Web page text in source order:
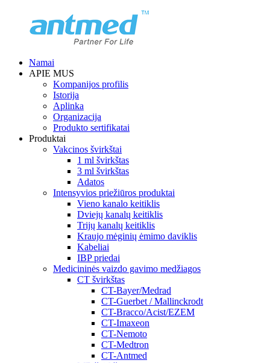
Namai
APIE MUS
Kompanijos profilis
Istorija
Aplinka
Organizacija
Produkto sertifikatai
Produktai
Vakcinos švirkštai
1 ml švirkštas
3 ml švirkštas
Adatos
Intensyvios priežiūros produktai
Vieno kanalo keitiklis
Dviejų kanalų keitiklis
Trijų kanalų keitiklis
Kraujo mėginių ėmimo daviklis
Kabeliai
IBP priedai
Medicininės vaizdo gavimo medžiagos
CT švirkštas
CT-Bayer/Medrad
CT-Guerbet / Mallinckrodt
CT-Bracco/Acist/EZEM
CT-Imaxeon
CT-Nemoto
CT-Medtron
CT-Antmed